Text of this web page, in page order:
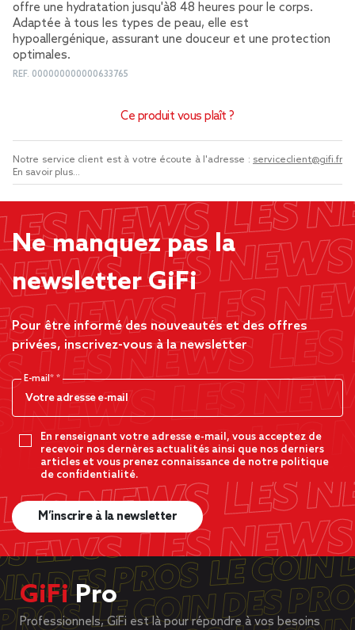
offre une hydratation jusqu'à8 48 heures pour le corps.
Adaptée à tous les types de peau, elle est
hypoallergénique, assurant une douceur et une protection
optimales.
REF. 000000000000633765
Ce produit vous plaît ?
Notre service client est à votre écoute à l'adresse : serviceclient@gifi.fr
En savoir plus...
Ne manquez pas la
newsletter GiFi
Pour être informé des nouveautés et des offres
privées, inscrivez-vous à la newsletter
E-mail*
En renseignant votre adresse e-mail, vous acceptez de
recevoir nos dernères actualités ainsi que nos derniers
articles et vous prenez connaissance de notre politique
de confidentialité.
M’inscrire à la newsletter
GiFiPro
Professionnels, GiFi est là pour répondre à vos besoins